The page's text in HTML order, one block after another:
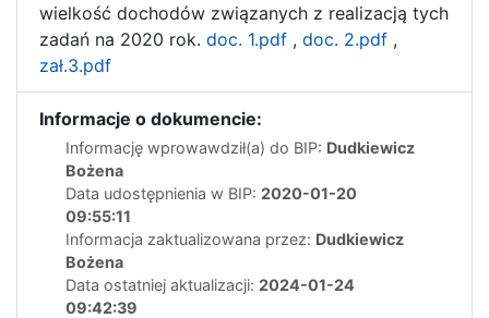
wielkość dochodów związanych z realizacją tych
zadań na 2020 rok. doc. 1.pdf , doc. 2.pdf ,
zał.3.pdf
Informacje o dokumencie:
Informację wprowawdził(a) do BIP: Dudkiewicz
Bożena
Data udostępnienia w BIP: 2020-01-20
09:55:11
Informacja zaktualizowana przez: Dudkiewicz
Bożena
Data ostatniej aktualizacji: 2024-01-24
09:42:39